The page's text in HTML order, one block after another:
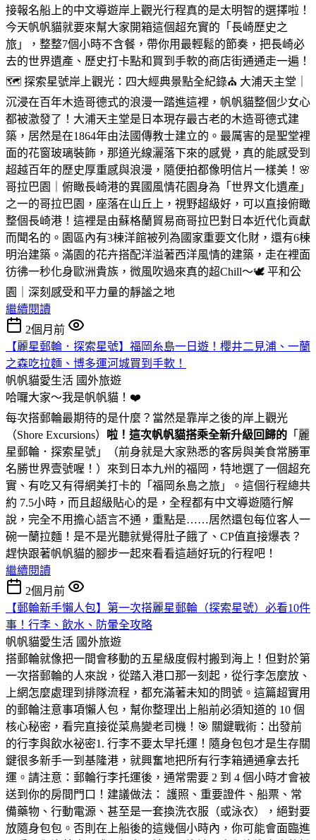
接報名船上的中文導遊岸上觀光行程真的是太明智的選擇啦！
今天帆帆貓就要來幫大家開箱這個超充實的「長崎歷史之
旅」，整整7個小時不含餐，帶你用最輕鬆的節奏，把長崎必
去的世界遺產、歷史打卡點和買到手軟的商店街通通走一遍！
🗺️ 探索星號岸上觀光：四大經典景點全紀錄⛪ 大浦天主堂｜
沉浸在百年木造哥德式的浪漫一踏進這裡，帆帆貓整個少女心
都被激發了！大浦天主堂是日本現存最古老的木造哥德式建
築，居然是在1864年由法國傳教士建立的。最厲害的是聖堂裡
面的花窗玻璃裝飾，那道光線灑落下來的感覺，真的能感受到
超越百年的歷史厚重感與浪漫，隨便拍都像明信片一樣美！🌸
哥拉巴園｜俯瞰長崎港的異國風情花園身為「世界文化遺產」
之一的哥拉巴園，座落在山丘上，視野超級好，可以直接俯瞰
整個長崎港！這裡是由蘇格蘭貿易商哥拉巴對日本近代化貢獻
而聞名的。園區內有3棟洋館被列為國家重要文化財，還有6棟
明治建築。滿園的花卉搭配洋溢著西洋風情的建築，走在裡面
彷彿一秒化身歐洲貴族，微風吹過來真的超Chill～🕊️ 平和公
園｜深刻感受和平力量的靜謐之地
繼續閱讀
2個月前
【麗星郵輪．探索星號】福岡糸島一日遊！櫻井二見浦、一蘭
之森吃拉麵、博多運河城買到手軟！
帆帆貓愛生活 國外旅遊
哈囉大家～我是帆帆貓！❤️
每次搭郵輪最期待的是什麼？當然是靠岸之後的岸上觀光
（Shore Excursions） 啦！這次帆帆貓搭乘全新升級回歸的 「麗
星郵輪．探索星號」（前身就是大家熟悉的客房與美食常勝軍
名勝世界壹號喔！）來到日本九州的福岡，特地選了一個超充
實、有吃又有得網美打卡的「福岡糸島之旅」。這個行程總共
約 7.5小時，而且超級貼心的是，全程都有中文導遊隨行解
說，完全不用擔心語言不通，重點是……居然還包每位客人一
碗一蘭拉麵！是不是光聽就覺得肚子餓了、CP值直接爆表？
趕快跟著帆帆貓的腳步一起來看看這趟好玩的行程吧！
繼續閱讀
2個月前
【郵輪新手懶人包】第一次搭麗星郵輪（探索星號）必看10件
事！行李、飲水、防暈全攻略
帆帆貓愛生活 國外旅遊
搭郵輪就像把一間會移動的五星級度假村搬到海上！但對於第
一次搭郵輪的人來說，從踏入港口那一刻起，從行李怎麼放、
上網怎麼處理到排隊流程，都充滿著未知的問號。這篇超實用
的郵輪注意事項懶人包，幫你整理出上船前必須知道的 10 個
核心秘密，看完直接從菜鳥變老司機！🎯 關鍵戰術：出發前
的行李與飲水祕密1. 行李不要太早托運！隨身包包才是生存關
鍵很多新手一到基隆港，就興奮地把所有行李箱通通拿去托
運。請注意：郵輪行李托運後，通常需要 2 到 4 個小時才會被
送到你的房間門口！建議做法： 護照、重要證件、船票、常
備藥物、行動電源、甚至是一套換洗衣服（或泳衣），絕對要
放隨身包包。否則在上船後的這幾個小時內，你可能會面臨進